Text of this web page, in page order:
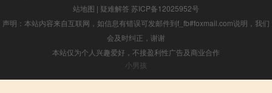
站地图 | 疑难解答 苏ICP备12025952号
声明：本站内容来自互联网，如信息有错误可发邮件到f_fb#foxmail.com说明，我们
会及时纠正，谢谢
本站仅为个人兴趣爱好，不接盈利性广告及商业合作
小男孩